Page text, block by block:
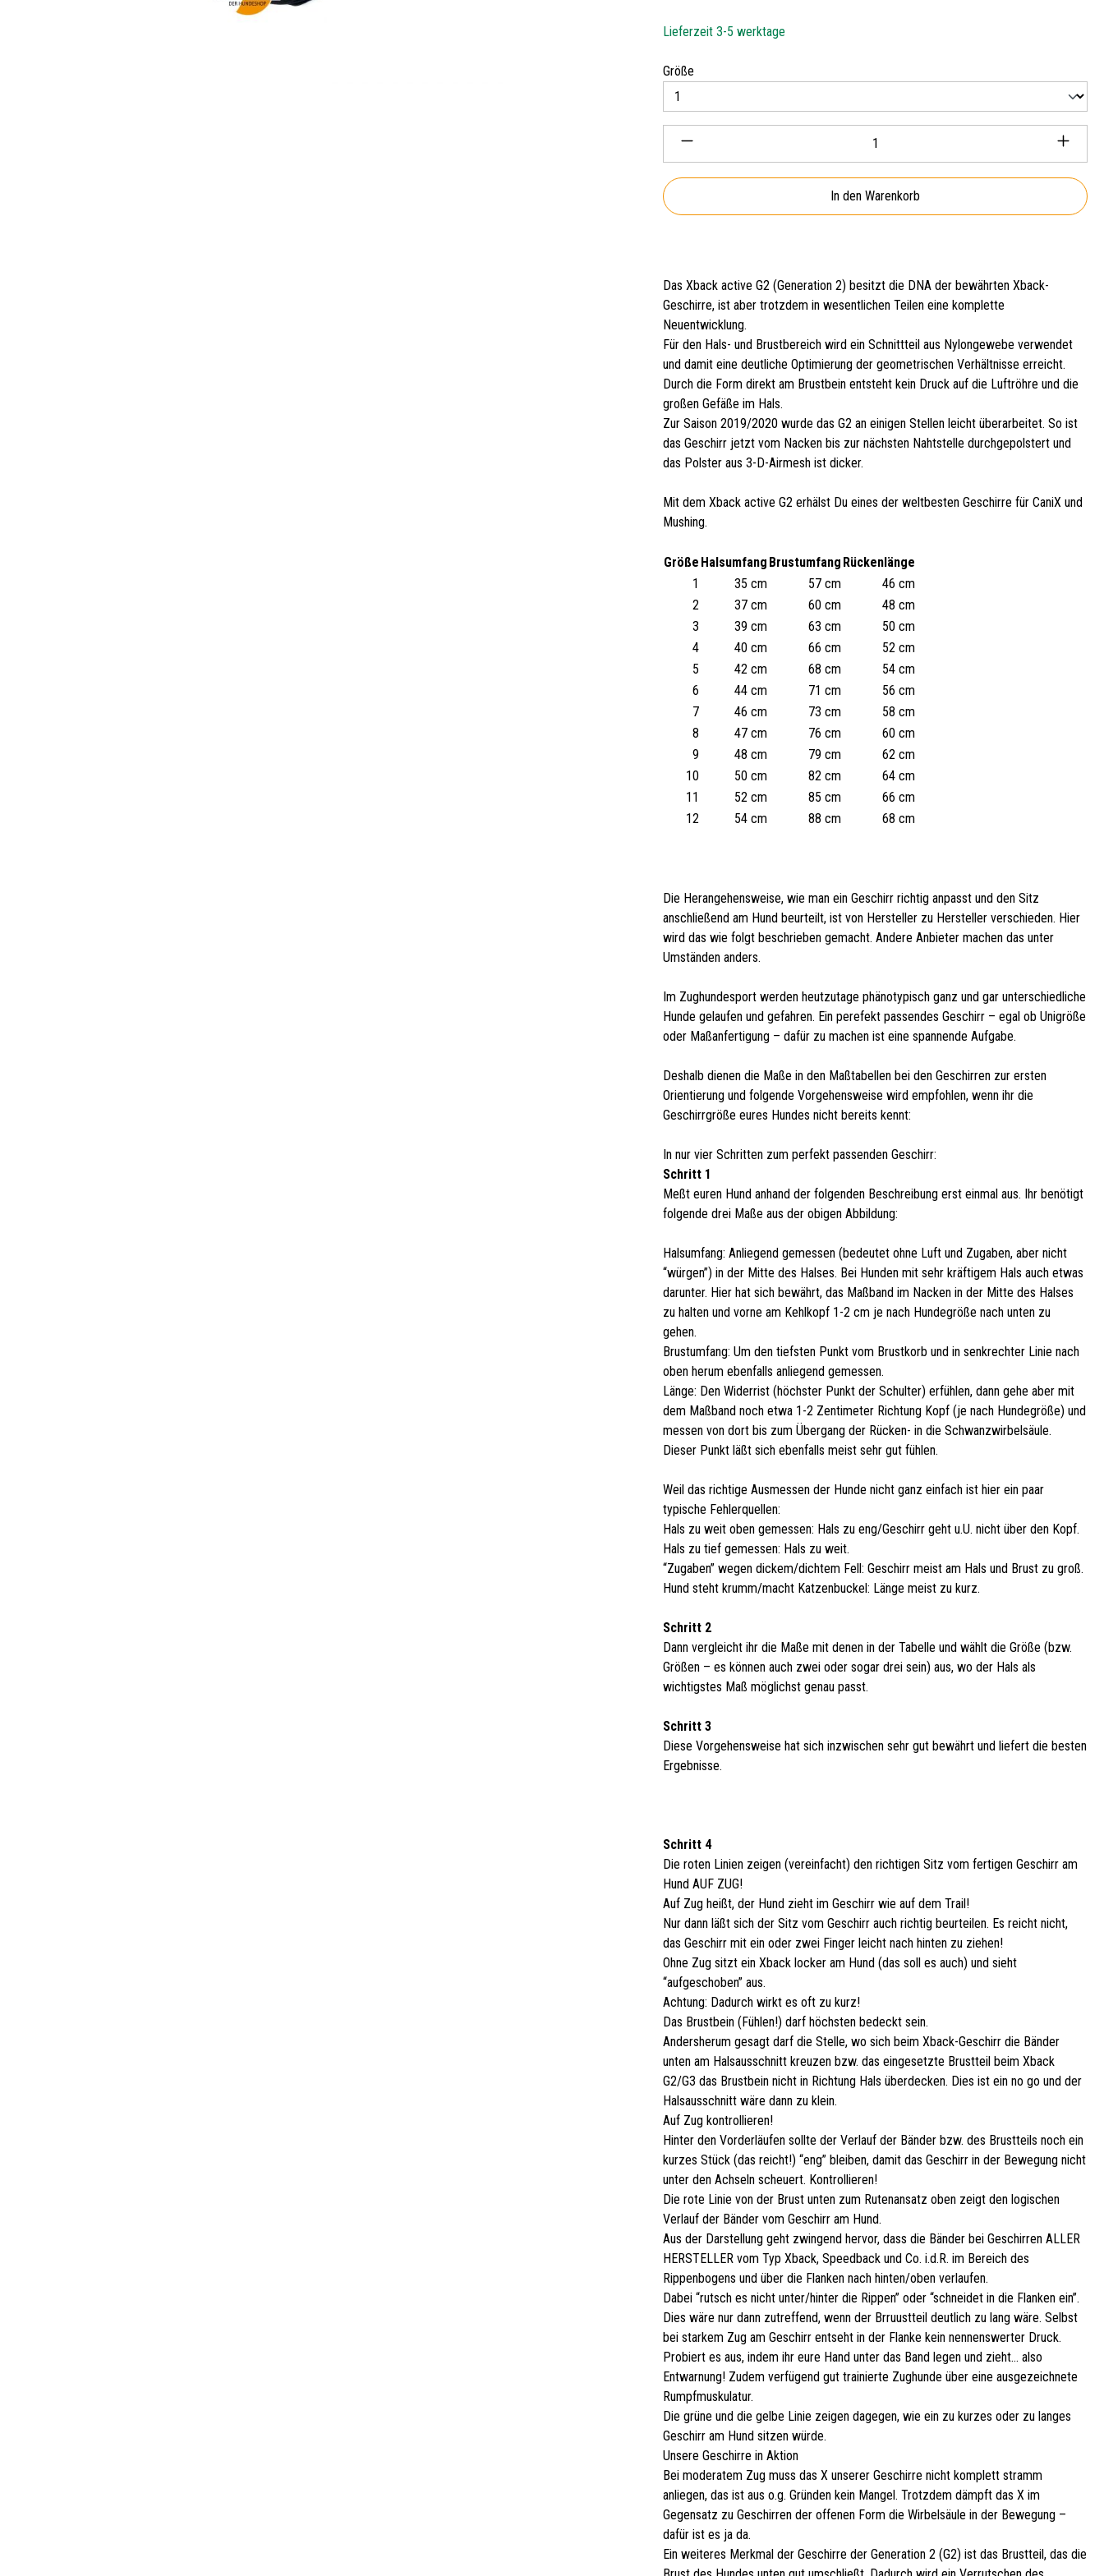
Lieferzeit 3-5 werktage
Größe
Produkt Anzahl: Gib den gewünschten Wert ein oder
In den Warenkorb
Das Xback active G2 (Generation 2) besitzt die DNA der bewährten Xback-
Geschirre, ist aber trotzdem in wesentlichen Teilen eine komplette
Neuentwicklung.
Für den Hals- und Brustbereich wird ein Schnittteil aus Nylongewebe verwendet
und damit eine deutliche Optimierung der geometrischen Verhältnisse erreicht.
Durch die Form direkt am Brustbein entsteht kein Druck auf die Luftröhre und die
großen Gefäße im Hals.
Zur Saison 2019/2020 wurde das G2 an einigen Stellen leicht überarbeitet. So ist
das Geschirr jetzt vom Nacken bis zur nächsten Nahtstelle durchgepolstert und
das Polster aus 3-D-Airmesh ist dicker.
Mit dem Xback active G2 erhälst Du eines der weltbesten Geschirre für CaniX und
Mushing.
Größe Halsumfang Brustumfang Rückenlänge
1
35 cm 57 cm
46 cm
2
37 cm 60 cm
48 cm
3
39 cm 63 cm
50 cm
4
40 cm 66 cm
52 cm
5
42 cm 68 cm
54 cm
6
44 cm 71 cm
56 cm
7
46 cm 73 cm
58 cm
8
47 cm 76 cm
60 cm
9
48 cm 79 cm
62 cm
10
50 cm 82 cm
64 cm
11
52 cm 85 cm
66 cm
12
54 cm 88 cm 68 cm
Die Herangehensweise, wie man ein Geschirr richtig anpasst und den Sitz
anschließend am Hund beurteilt, ist von Hersteller zu Hersteller verschieden. Hier
wird das wie folgt beschrieben gemacht. Andere Anbieter machen das unter
Umständen anders.
Im Zughundesport werden heutzutage phänotypisch ganz und gar unterschiedliche
Hunde gelaufen und gefahren. Ein perefekt passendes Geschirr – egal ob Unigröße
oder Maßanfertigung – dafür zu machen ist eine spannende Aufgabe.
Deshalb dienen die Maße in den Maßtabellen bei den Geschirren zur ersten
Orientierung und folgende Vorgehensweise wird empfohlen, wenn ihr die
Geschirrgröße eures Hundes nicht bereits kennt:
In nur vier Schritten zum perfekt passenden Geschirr:
Schritt 1
Meßt euren Hund anhand der folgenden Beschreibung erst einmal aus. Ihr benötigt
folgende drei Maße aus der obigen Abbildung:
Halsumfang: Anliegend gemessen (bedeutet ohne Luft und Zugaben, aber nicht
“würgen”) in der Mitte des Halses. Bei Hunden mit sehr kräftigem Hals auch etwas
darunter. Hier hat sich bewährt, das Maßband im Nacken in der Mitte des Halses
zu halten und vorne am Kehlkopf 1-2 cm je nach Hundegröße nach unten zu
gehen.
Brustumfang: Um den tiefsten Punkt vom Brustkorb und in senkrechter Linie nach
oben herum ebenfalls anliegend gemessen.
Länge: Den Widerrist (höchster Punkt der Schulter) erfühlen, dann gehe aber mit
dem Maßband noch etwa 1-2 Zentimeter Richtung Kopf (je nach Hundegröße) und
messen von dort bis zum Übergang der Rücken- in die Schwanzwirbelsäule.
Dieser Punkt läßt sich ebenfalls meist sehr gut fühlen.
Weil das richtige Ausmessen der Hunde nicht ganz einfach ist hier ein paar
typische Fehlerquellen:
Hals zu weit oben gemessen: Hals zu eng/Geschirr geht u.U. nicht über den Kopf.
Hals zu tief gemessen: Hals zu weit.
“Zugaben” wegen dickem/dichtem Fell: Geschirr meist am Hals und Brust zu groß.
Hund steht krumm/macht Katzenbuckel: Länge meist zu kurz.
Schritt 2
Dann vergleicht ihr die Maße mit denen in der Tabelle und wählt die Größe (bzw.
Größen – es können auch zwei oder sogar drei sein) aus, wo der Hals als
wichtigstes Maß möglichst genau passt.
Schritt 3
Diese Vorgehensweise hat sich inzwischen sehr gut bewährt und liefert die besten
Ergebnisse.
Schritt 4
Die roten Linien zeigen (vereinfacht) den richtigen Sitz vom fertigen Geschirr am
Hund AUF ZUG!
Auf Zug heißt, der Hund zieht im Geschirr wie auf dem Trail!
Nur dann läßt sich der Sitz vom Geschirr auch richtig beurteilen. Es reicht nicht,
das Geschirr mit ein oder zwei Finger leicht nach hinten zu ziehen!
Ohne Zug sitzt ein Xback locker am Hund (das soll es auch) und sieht
“aufgeschoben” aus.
Achtung: Dadurch wirkt es oft zu kurz!
Das Brustbein (Fühlen!) darf höchsten bedeckt sein.
Andersherum gesagt darf die Stelle, wo sich beim Xback-Geschirr die Bänder
unten am Halsausschnitt kreuzen bzw. das eingesetzte Brustteil beim Xback
G2/G3 das Brustbein nicht in Richtung Hals überdecken. Dies ist ein no go und der
Halsausschnitt wäre dann zu klein.
Auf Zug kontrollieren!
Hinter den Vorderläufen sollte der Verlauf der Bänder bzw. des Brustteils noch ein
kurzes Stück (das reicht!) “eng” bleiben, damit das Geschirr in der Bewegung nicht
unter den Achseln scheuert. Kontrollieren!
Die rote Linie von der Brust unten zum Rutenansatz oben zeigt den logischen
Verlauf der Bänder vom Geschirr am Hund.
Aus der Darstellung geht zwingend hervor, dass die Bänder bei Geschirren ALLER
HERSTELLER vom Typ Xback, Speedback und Co. i.d.R. im Bereich des
Rippenbogens und über die Flanken nach hinten/oben verlaufen.
Dabei “rutsch es nicht unter/hinter die Rippen” oder “schneidet in die Flanken ein”.
Dies wäre nur dann zutreffend, wenn der Brruustteil deutlich zu lang wäre. Selbst
bei starkem Zug am Geschirr entseht in der Flanke kein nennenswerter Druck.
Probiert es aus, indem ihr eure Hand unter das Band legen und zieht… also
Entwarnung! Zudem verfügend gut trainierte Zughunde über eine ausgezeichnete
Rumpfmuskulatur.
Die grüne und die gelbe Linie zeigen dagegen, wie ein zu kurzes oder zu langes
Geschirr am Hund sitzen würde.
Unsere Geschirre in Aktion
Bei moderatem Zug muss das X unserer Geschirre nicht komplett stramm
anliegen, das ist aus o.g. Gründen kein Mangel. Trotzdem dämpft das X im
Gegensatz zu Geschirren der offenen Form die Wirbelsäule in der Bewegung –
dafür ist es ja da.
Ein weiteres Merkmal der Geschirre der Generation 2 (G2) ist das Brustteil, das die